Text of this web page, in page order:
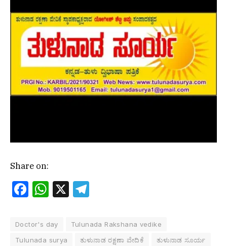
Share on:
Facebook
WhatsApp
X
Doctor's day
Tulunada Rakshana vedike
Tulunada surya
ತುಳುನಾಡ ರಕ್ಷಣಾ ವೇದಿಕೆ ತುಳುನಾಡ ಸೂರ್ಯ